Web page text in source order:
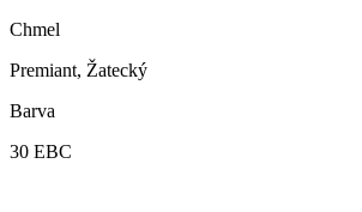
Chmel
Premiant, Žatecký
Barva
30 EBC